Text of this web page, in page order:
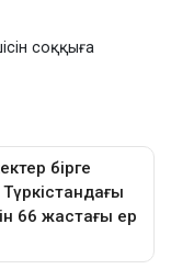
соққыға